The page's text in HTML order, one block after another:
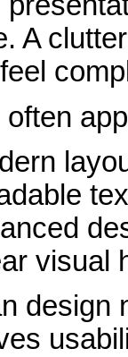
A
often
visual
design